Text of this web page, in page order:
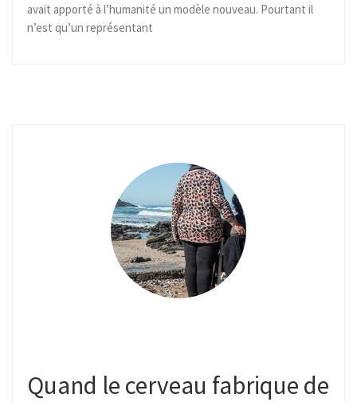
avait apporté à l’humanité un modèle nouveau. Pourtant il
n’est qu’un représentant
Quand le cerveau fabrique de